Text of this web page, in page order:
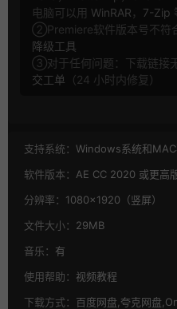
电脑可以用 WinRAR ， 7-Zip
②Premiere软件版本号不符
降级工具
③对于任何问题：下载链接
交工单 （24 小时内修复）
支持系统： Windows系统和
软件版本： AE CC 2020 或更高
分辨率： 1080×1920（竖屏）
文件大小： 29MB
音乐： 有
使用帮助： 视频教程
下载方式： 百度网盘,夸克网盘